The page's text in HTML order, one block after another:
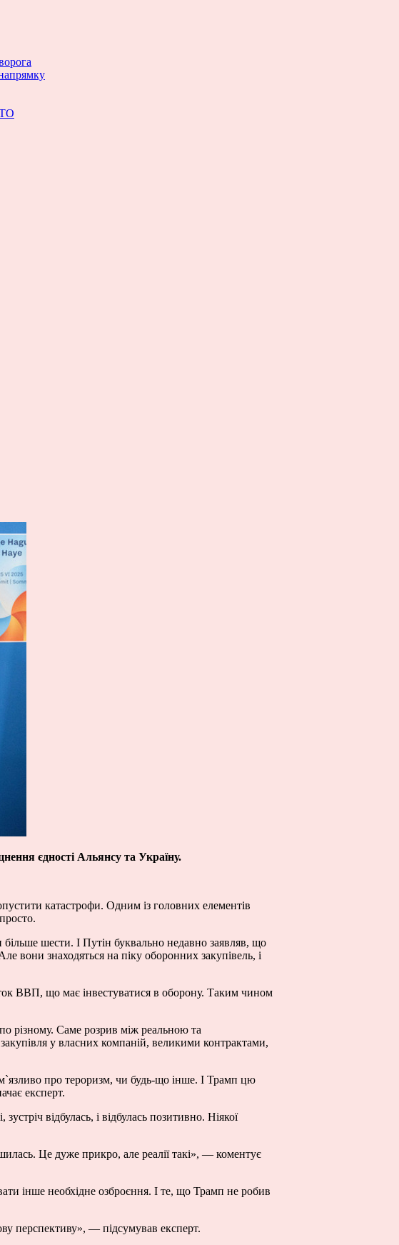
єдності Альянсу та Україну.
катастрофи. Одним із головних елементів
більше шести. І Путін буквально недавно заявляв, що
вони знаходяться на піку оборонних закупівель, і
ВВП, що має інвестуватися в оборону. Таким чином
різному. Саме розрив між реальною та
у власних компаній, великими контрактами,
про тероризм, чи будь-що інше. І Трамп цю
експерт.
відбулась, і відбулась позитивно. Ніякої
Це дуже прикро, але реалії такі», — коментує
інше необхідне озброєння. І те, що Трамп не робив
перспективу», — підсумував експерт.